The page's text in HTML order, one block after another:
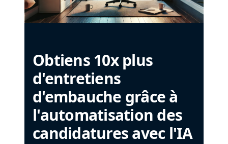
Obtiens 10x plus
d'entretiens
d'embauche grâce à
l'automatisation des
candidatures avec l'IA